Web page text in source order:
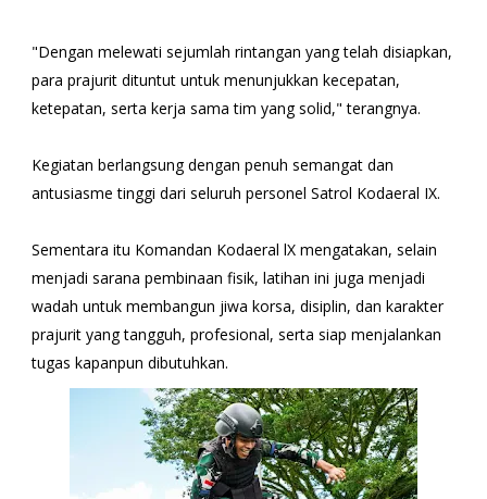
"Dengan melewati sejumlah rintangan yang telah disiapkan,
para prajurit dituntut untuk menunjukkan kecepatan,
ketepatan, serta kerja sama tim yang solid," terangnya.
Kegiatan berlangsung dengan penuh semangat dan
antusiasme tinggi dari seluruh personel Satrol Kodaeral IX.
Sementara itu Komandan Kodaeral lX mengatakan, selain
menjadi sarana pembinaan fisik, latihan ini juga menjadi
wadah untuk membangun jiwa korsa, disiplin, dan karakter
prajurit yang tangguh, profesional, serta siap menjalankan
tugas kapanpun dibutuhkan.